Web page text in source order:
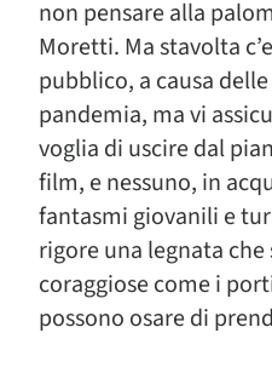
non pensare alla
Moretti. Ma stavolta
pubblico, a causa
pandemia, ma vi
voglia di uscire dal
film, e nessuno, in
fantasmi giovanili e
rigore una legnata
coraggiose come i
possono osare di